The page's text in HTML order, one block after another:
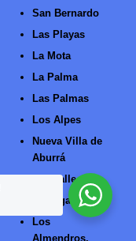
San Bernardo
Las Playas
La Mota
La Palma
Las Palmas
Los Alpes
Nueva Villa de
Aburrá
Miravalle
El Nogal
Los
Almendros,